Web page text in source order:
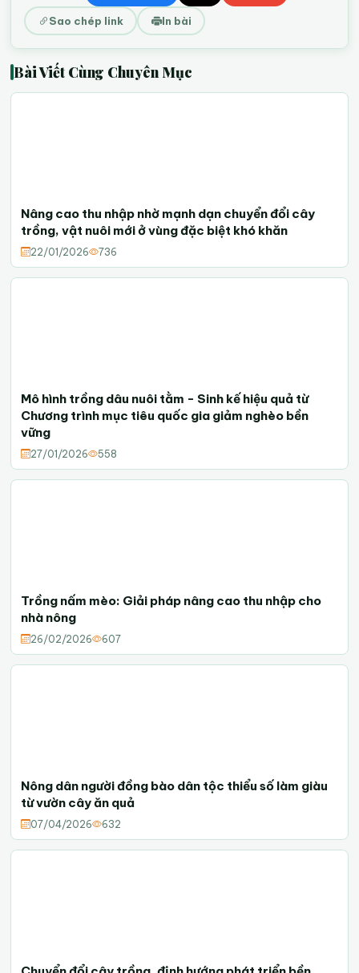
Sao chép link In bài
Bài Viết Cùng Chuyên Mục
Nâng cao thu nhập nhờ mạnh dạn chuyển đổi cây
trồng, vật nuôi mới ở vùng đặc biệt khó khăn
22/01/2026 736
Mô hình trồng dâu nuôi tằm - Sinh kế hiệu quả từ
Chương trình mục tiêu quốc gia giảm nghèo bền
vững
27/01/2026 558
Trồng nấm mèo: Giải pháp nâng cao thu nhập cho
nhà nông
26/02/2026 607
Nông dân người đồng bào dân tộc thiểu số làm giàu
từ vườn cây ăn quả
07/04/2026 632